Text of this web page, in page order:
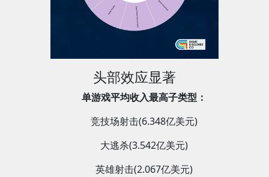
头部效应显著
单游戏平均收入最高子类型：
竞技场射击(6.348亿美元)
大逃杀(3.542亿美元)
英雄射击(2.067亿美元)